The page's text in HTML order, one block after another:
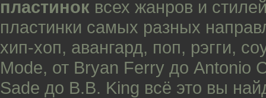
пластинок всех жанров и
пластинки самых разных
хип-хоп, авангард, поп, рэгги,
Mode, от Bryan Ferry до Antonio
Sade до B.B. King всё это вы